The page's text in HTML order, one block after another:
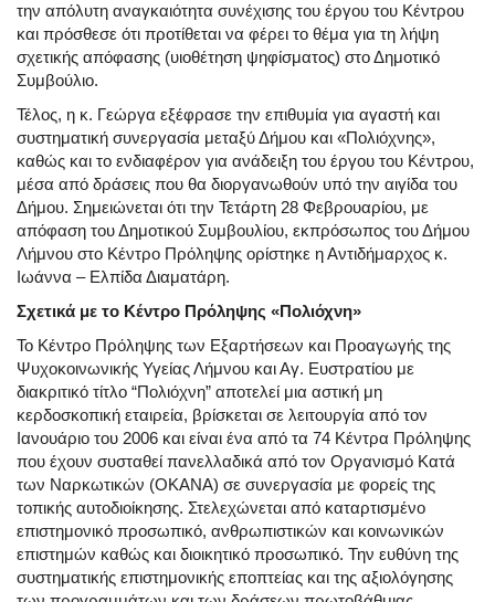
την απόλυτη αναγκαιότητα συνέχισης του έργου του Κέντρου
και πρόσθεσε ότι προτίθεται να φέρει το θέμα για τη λήψη
σχετικής απόφασης (υιοθέτηση ψηφίσματος) στο Δημοτικό
Συμβούλιο.
Τέλος, η κ. Γεώργα εξέφρασε την επιθυμία για αγαστή και
συστηματική συνεργασία μεταξύ Δήμου και «Πολιόχνης»,
καθώς και το ενδιαφέρον για ανάδειξη του έργου του Κέντρου,
μέσα από δράσεις που θα διοργανωθούν υπό την αιγίδα του
Δήμου. Σημειώνεται ότι την Τετάρτη 28 Φεβρουαρίου, με
απόφαση του Δημοτικού Συμβουλίου, εκπρόσωπος του Δήμου
Λήμνου στο Κέντρο Πρόληψης ορίστηκε η Αντιδήμαρχος κ.
Ιωάννα – Ελπίδα Διαματάρη.
Σχετικά με το Κέντρο Πρόληψης «Πολιόχνη»
Το Κέντρο Πρόληψης των Εξαρτήσεων και Προαγωγής της
Ψυχοκοινωνικής Υγείας Λήμνου και Αγ. Ευστρατίου με
διακριτικό τίτλο “Πολιόχνη” αποτελεί μια αστική μη
κερδοσκοπική εταιρεία, βρίσκεται σε λειτουργία από τον
Ιανουάριο του 2006 και είναι ένα από τα 74 Κέντρα Πρόληψης
που έχουν συσταθεί πανελλαδικά από τον Οργανισμό Κατά
των Ναρκωτικών (ΟΚΑΝΑ) σε συνεργασία με φορείς της
τοπικής αυτοδιοίκησης. Στελεχώνεται από καταρτισμένο
επιστημονικό προσωπικό, ανθρωπιστικών και κοινωνικών
επιστημών καθώς και διοικητικό προσωπικό. Την ευθύνη της
συστηματικής επιστημονικής εποπτείας και της αξιολόγησης